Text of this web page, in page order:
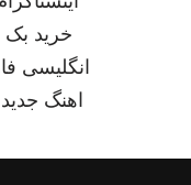
خرید بک
انگلیسی
اهنگ جدید